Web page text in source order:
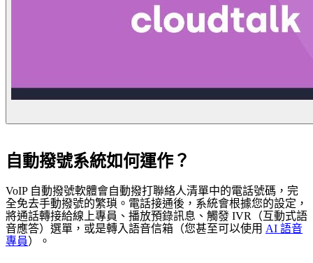
自動撥號系統如何運作？
VoIP 自動撥號軟體會自動撥打聯絡人清單中的電話號碼，完
全免去手動撥號的繁瑣。電話接通後，系統會根據您的設定，
將通話轉接給線上專員、播放預錄訊息、觸發 IVR（互動式語
音應答）選單，或是轉入語音信箱（您甚至可以使用 AI 語音
專員）。